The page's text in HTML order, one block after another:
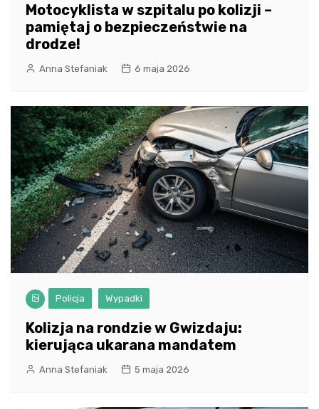
Motocyklista w szpitalu po kolizji –
pamiętaj o bezpieczeństwie na
drodze!
Anna Stefaniak 6 maja 2026
Policja Wypadki
Kolizja na rondzie w Gwizdaju:
kierująca ukarana mandatem
Anna Stefaniak 5 maja 2026